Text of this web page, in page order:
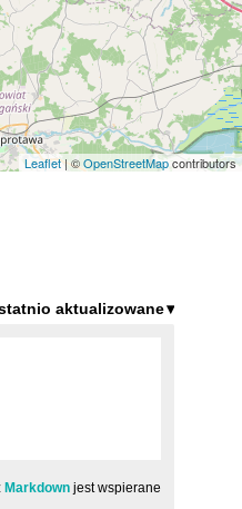
Leaflet| ©OpenStreetMapcontributors